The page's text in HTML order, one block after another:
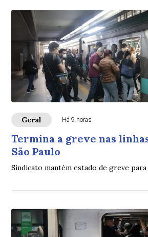
Geral Há 9 horas
Termina a greve nas
São Paulo
Sindicato mantém estado de greve